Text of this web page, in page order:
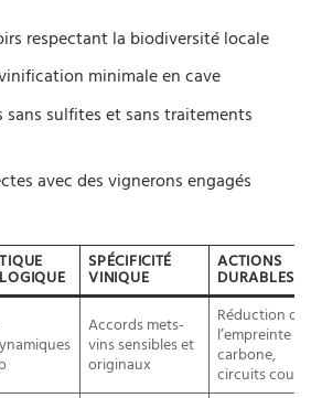
respectant la biodiversité locale
minimale en cave
sans sulfites et sans traitements
avec des vignerons engagés
SPÉCIFICITÉ
VINIQUE
ACTIONS
DURABLES
Accords mets-
vins sensibles et
originaux
Réduction de
l’empreinte
carbone,
circuits